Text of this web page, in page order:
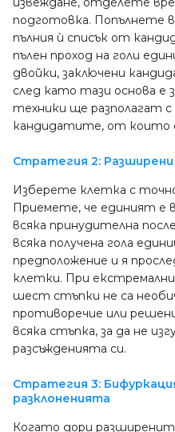
подготовка. Попълнете
пълния ѝ списък от
пълен проход на голи
двойки, заключени
след като тази основа е
техники ще разполагат
кандидатите, от които
Стратегия 2:
Изберете клетка с
Приемете, че единият е
всяка принудителна
всяка получена гола
предположение и я
клетки. При
шест стъпки не са
противоречие или
всяка стъпка, за да не
разсъжденията си.
Стратегия 3:
разклоненията
Когато дори